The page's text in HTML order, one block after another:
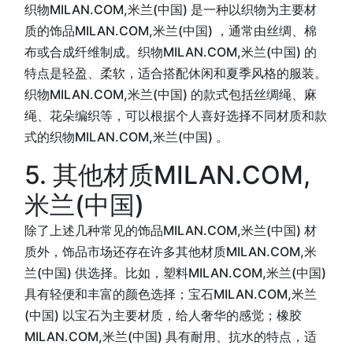
织物MILAN.COM,米兰(中国) 是一种以织物为主要材
质的饰品MILAN.COM,米兰(中国) ，通常由丝绸、棉
布或合成纤维制成。织物MILAN.COM,米兰(中国) 的
特点是轻盈、柔软，适合搭配休闲和夏季风格的服装。
织物MILAN.COM,米兰(中国) 的款式包括丝绸绳、麻
绳、花朵编织等，可以根据个人喜好选择不同材质和款
式的织物MILAN.COM,米兰(中国) 。
5. 其他材质MILAN.COM,
米兰(中国)
除了上述几种常见的饰品MILAN.COM,米兰(中国) 材
质外，饰品市场还存在许多其他材质MILAN.COM,米
兰(中国) 供选择。比如，塑料MILAN.COM,米兰(中国)
具有轻便和丰富的颜色选择；宝石MILAN.COM,米兰
(中国) 以宝石为主要材质，给人奢华的感觉；橡胶
MILAN.COM,米兰(中国) 具有耐用、抗水的特点，适